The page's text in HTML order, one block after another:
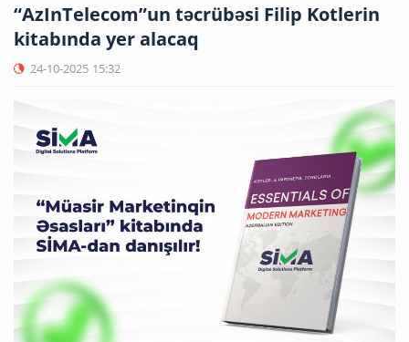
“AzInTelecom”un təcrübəsi Filip Kotlerin
kitabında yer alacaq
24-10-2025 15:32